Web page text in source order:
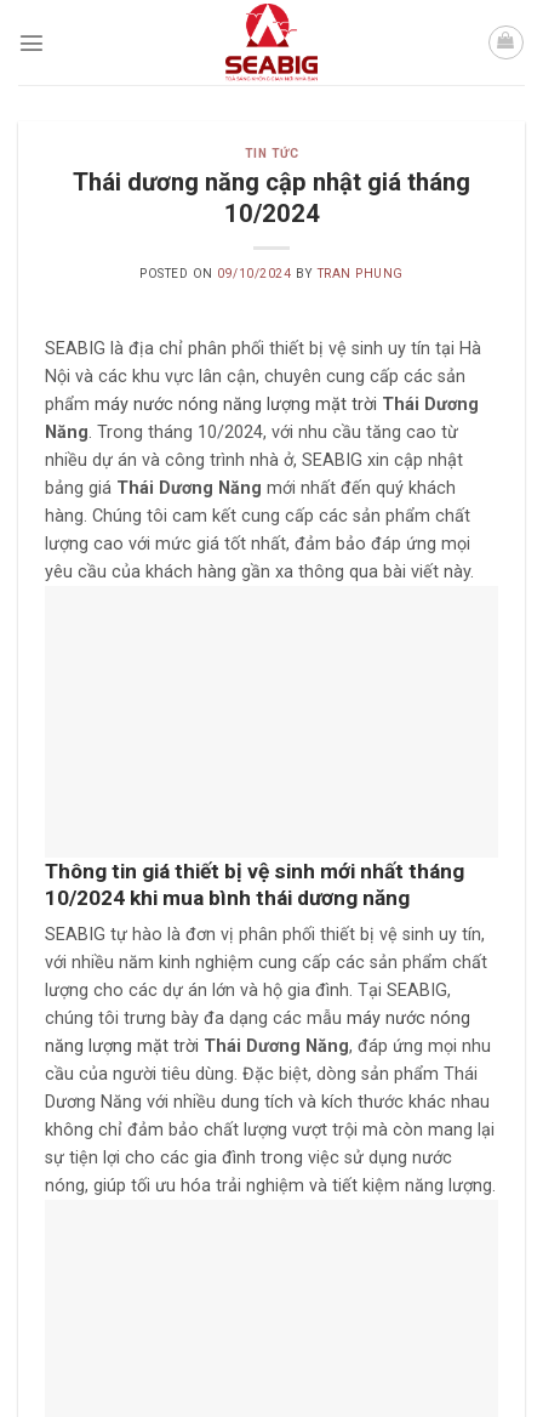
TIN TỨC
Thái dương năng cập nhật giá tháng
10/2024
POSTED ON 09/10/2024 BY TRAN PHUNG
SEABIG là địa chỉ phân phối thiết bị vệ sinh uy tín tại Hà
Nội và các khu vực lân cận, chuyên cung cấp các sản
phẩm máy nước nóng năng lượng mặt trời Thái Dương
Năng. Trong tháng 10/2024, với nhu cầu tăng cao từ
nhiều dự án và công trình nhà ở, SEABIG xin cập nhật
bảng giá Thái Dương Năng mới nhất đến quý khách
hàng. Chúng tôi cam kết cung cấp các sản phẩm chất
lượng cao với mức giá tốt nhất, đảm bảo đáp ứng mọi
yêu cầu của khách hàng gần xa thông qua bài viết này.
Thông tin giá thiết bị vệ sinh mới nhất tháng
10/2024 khi mua bình thái dương năng
SEABIG tự hào là đơn vị phân phối thiết bị vệ sinh uy tín,
với nhiều năm kinh nghiệm cung cấp các sản phẩm chất
lượng cho các dự án lớn và hộ gia đình. Tại SEABIG,
chúng tôi trưng bày đa dạng các mẫu máy nước nóng
năng lượng mặt trời Thái Dương Năng, đáp ứng mọi nhu
cầu của người tiêu dùng. Đặc biệt, dòng sản phẩm Thái
Dương Năng với nhiều dung tích và kích thước khác nhau
không chỉ đảm bảo chất lượng vượt trội mà còn mang lại
sự tiện lợi cho các gia đình trong việc sử dụng nước
nóng, giúp tối ưu hóa trải nghiệm và tiết kiệm năng lượng.